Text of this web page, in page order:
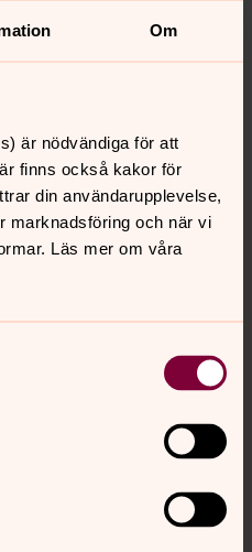
Om
är nödvändiga för att
finns också kakor för
din användarupplevelse,
marknadsföring och när vi
Läs mer om våra
på sidans